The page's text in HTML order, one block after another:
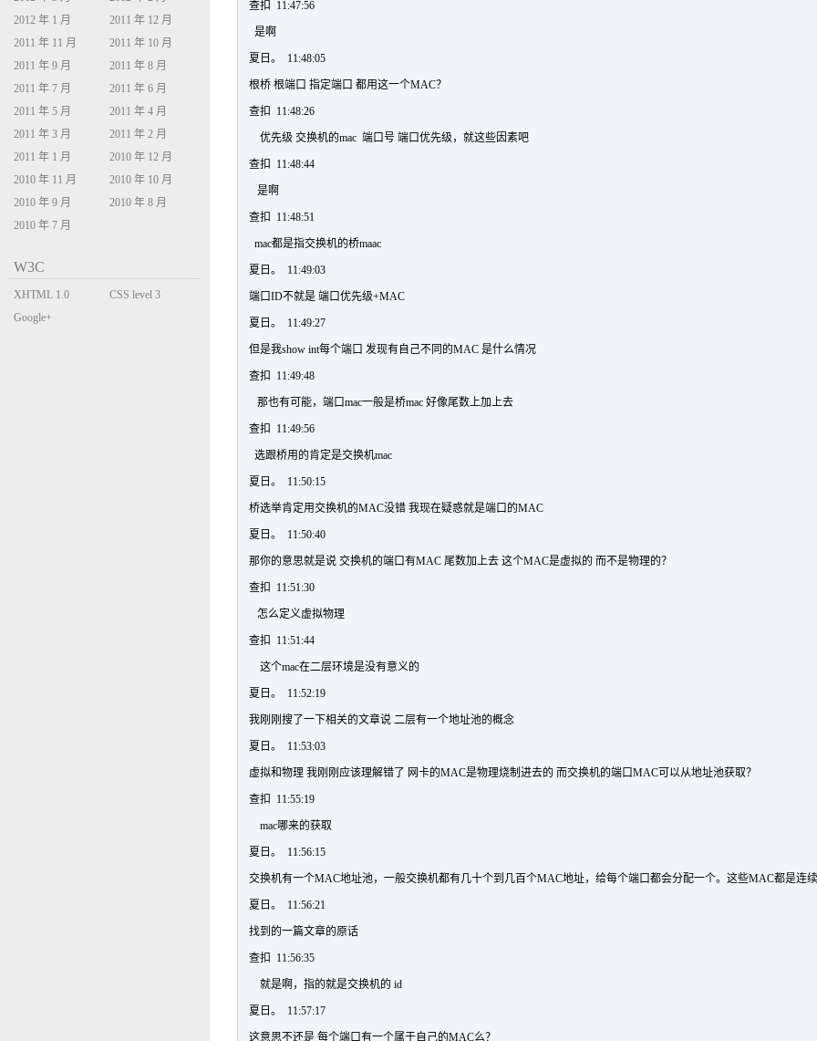
查扣 11:47:56
是啊
夏日。 11:48:05
根桥 根端口 指定端口 都用这一个MAC？
查扣 11:48:26
优先级 交换机的mac 端口号 端口优先级，就这些因素吧
查扣 11:48:44
是啊
查扣 11:48:51
mac都是指交换机的桥maac
夏日。 11:49:03
端口ID不就是 端口优先级+MAC
夏日。 11:49:27
但是我show int每个端口 发现有自己不同的MAC 是什么情况
查扣 11:49:48
那也有可能，端口mac一般是桥mac 好像尾数上加上去
查扣 11:49:56
选跟桥用的肯定是交换机mac
夏日。 11:50:15
桥选举肯定用交换机的MAC没错 我现在疑惑就是端口的MAC
夏日。 11:50:40
那你的意思就是说 交换机的端口有MAC 尾数加上去 这个MAC是虚拟的 而不是物理的？
查扣 11:51:30
怎么定义虚拟物理
查扣 11:51:44
这个mac在二层环境是没有意义的
夏日。 11:52:19
我刚刚搜了一下相关的文章说 二层有一个地址池的概念
夏日。 11:53:03
虚拟和物理 我刚刚应该理解错了 网卡的MAC是物理烧制进去的 而交换机的端口MAC可以从地址池获取？
查扣 11:55:19
mac哪来的获取
夏日。 11:56:15
交换机有一个MAC地址池，一般交换机都有几十个到几百个MAC地址，给每个端口都会分配一个。这些MAC都是连
夏日。 11:56:21
找到的一篇文章的原话
查扣 11:56:35
就是啊，指的就是交换机的 id
夏日。 11:57:17
这意思不还是 每个端口有一个属于自己的MAC么？
2012 年 1 月
2011 年 12 月
2011 年 11 月
2011 年 10 月
2011 年 9 月
2011 年 8 月
2011 年 7 月
2011 年 6 月
2011 年 5 月
2011 年 4 月
2011 年 3 月
2011 年 2 月
2011 年 1 月
2010 年 12 月
2010 年 11 月
2010 年 10 月
2010 年 9 月
2010 年 8 月
2010 年 7 月
W3C
XHTML 1.0
Transitional
CSS level 3
Google+